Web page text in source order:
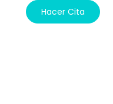
Hacer Cita